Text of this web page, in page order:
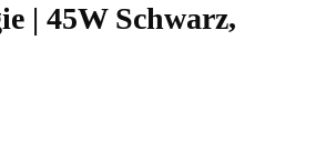
| 45W Schwarz,